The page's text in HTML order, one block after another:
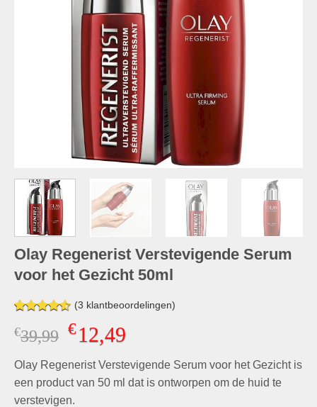
Olay Regenerist Verstevigende Serum
voor het Gezicht 50ml
Gewaardeerd
4.50op 5
gebaseerd
waarderingen
(3 klantbeoordelingen)
€39,99 Oorspronkelijke
was:
€39,99.
€12,49Huidige
is:
€12,49.
Olay Regenerist Verstevigende Serum voor het Gezicht is
een product van 50 ml dat is ontworpen om de huid te
verstevigen.